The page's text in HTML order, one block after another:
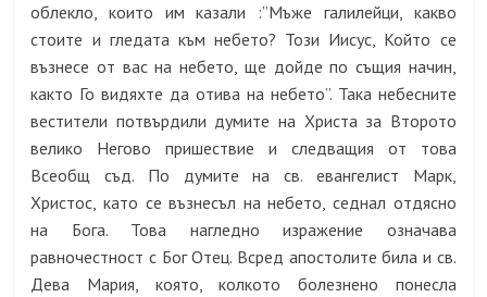
облекло, които им казали :”Мъже галилейци, какво
стоите и гледата към небето? Този Иисус, Който се
възнесе от вас на небето, ще дойде по същия начин,
както Го видяхте да отива на небето”. Така небесните
вестители потвърдили думите на Христа за Второто
велико Негово пришествие и следващия от това
Всеобщ съд. По думите на св. евангелист Марк,
Христос, като се възнесъл на небето, седнал отдясно
на Бога. Това нагледно изражение означава
равночестност с Бог Отец. Всред апостолите била и св.
Дева Мария, която, колкото болезнено понесла